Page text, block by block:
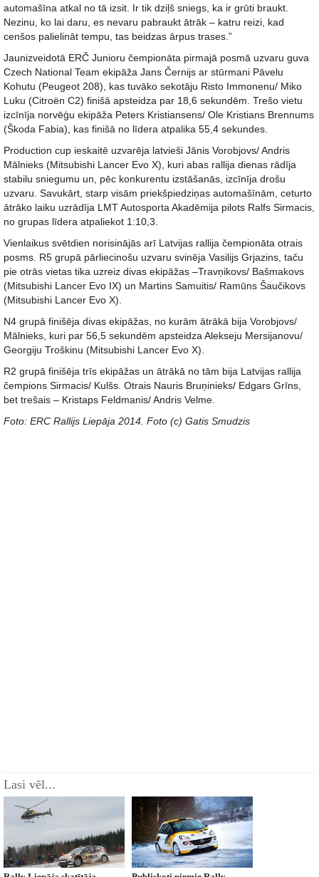
automašīna atkal no tā izsit. Ir tik dziļš sniegs, ka ir grūti braukt.
Nezinu, ko lai daru, es nevaru pabraukt ātrāk – katru reizi, kad
cenšos palielināt tempu, tas beidzas ārpus trases.”
Jaunizveidotā ERČ Junioru čempionāta pirmajā posmā uzvaru guva
Czech National Team ekipāža Jans Černijs ar stūrmani Pāvelu
Kohutu (Peugeot 208), kas tuvāko sekotāju Risto Immonenu/ Miko
Luku (Citroën C2) finišā apsteidza par 18,6 sekundēm. Trešo vietu
izcīnīja norvēģu ekipāža Peters Kristiansens/ Ole Kristians Brennums
(Škoda Fabia), kas finišā no līdera atpalika 55,4 sekundes.
Production cup ieskaitē uzvarēja latvieši Jānis Vorobjovs/ Andris
Mālnieks (Mitsubishi Lancer Evo X), kuri abas rallija dienas rādīja
stabilu sniegumu un, pēc konkurentu izstāšanās, izcīnīja drošu
uzvaru. Savukārt, starp visām priekšpiedziņas automašīnām, ceturto
ātrāko laiku uzrādīja LMT Autosporta Akadēmija pilots Ralfs Sirmacis,
no grupas līdera atpaliekot 1:10,3.
Vienlaikus svētdien norisinājās arī Latvijas rallija čempionāta otrais
posms. R5 grupā pārliecinošu uzvaru svinēja Vasilijs Grjazins, taču
pie otrās vietas tika uzreiz divas ekipāžas –Travņikovs/ Bašmakovs
(Mitsubishi Lancer Evo IX) un Martins Samuitis/ Ramūns Šaučikovs
(Mitsubishi Lancer Evo X).
N4 grupā finišēja divas ekipāžas, no kurām ātrākā bija Vorobjovs/
Mālnieks, kuri par 56,5 sekundēm apsteidza Alekseju Mersijanovu/
Georgiju Troškinu (Mitsubishi Lancer Evo X).
R2 grupā finišēja trīs ekipāžas un ātrākā no tām bija Latvijas rallija
čempions Sirmacis/ Kulšs. Otrais Nauris Bruņinieks/ Edgars Grīns,
bet trešais – Kristaps Feldmanis/ Andris Velme.
Foto: ERC Rallijs Liepāja 2014. Foto (c) Gatis Smudzis
Lasi vēl...